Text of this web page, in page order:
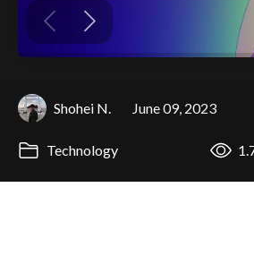
Shohei N. June 09, 2023
Technology